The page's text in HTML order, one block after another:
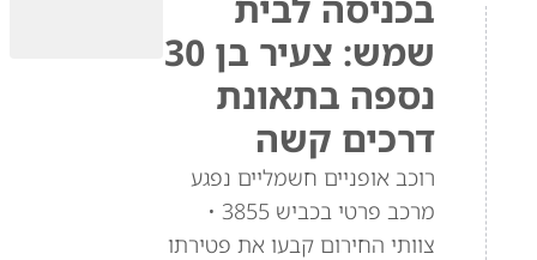
שמש: צעיר בן 30
נספה בתאונת
דרכים קשה
רוכב אופניים חשמליים נפגע
מרכב פרטי בכביש 3855 •
צוותי החירום קבעו את פטירתו